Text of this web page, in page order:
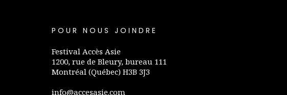
POUR NOUS JOINDRE
Festival Accès Asie
1200, rue de Bleury, bureau 111
Montréal (Québec) H3B 3J3
info@accesasie.com